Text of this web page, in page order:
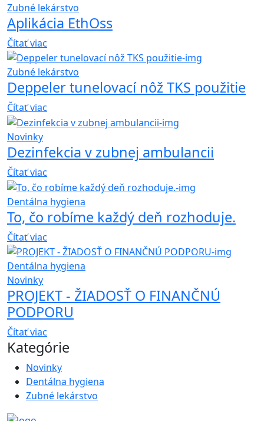
Zubné lekárstvo
Aplikácia EthOss
Čítať viac
Zubné lekárstvo
Deppeler tunelovací nôž TKS použitie
Čítať viac
Novinky
Dezinfekcia v zubnej ambulancii
Čítať viac
Dentálna hygiena
To, čo robíme každý deň rozhoduje.
Čítať viac
Dentálna hygiena
Novinky
PROJEKT - ŽIADOSŤ O FINANČNÚ
PODPORU
Čítať viac
Kategórie
Novinky
Dentálna hygiena
Zubné lekárstvo